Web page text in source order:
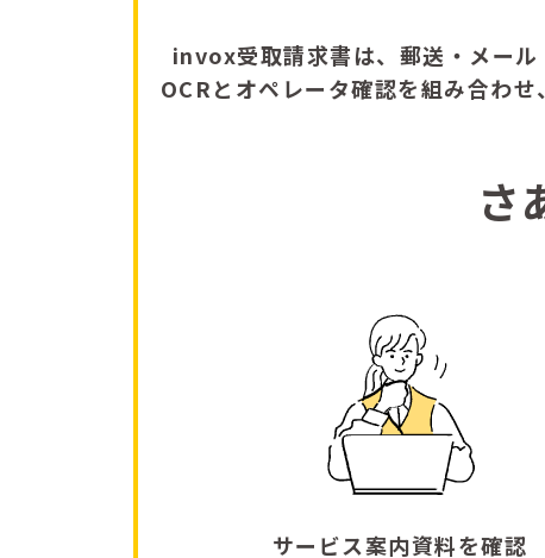
invox受取請求書は、郵送・メー
OCRとオペレータ確認を組み合わ
さ
サービス案内資料を確認